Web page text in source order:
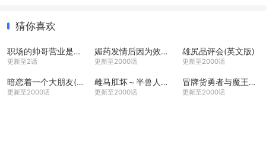
猜你喜欢
职场的帅哥营业是理想的饲主大人
更新至2话
媚药发情后因为效果太厉害而变成3P这件事
更新至2000话
雄尻品评会(英文版)
更新至2000话
暗恋着一个大朋友(英文版)
更新至2000话
雌马肛坏～半兽人骑师的肉棒前端♂凌辱赛马比赛
更新至2000话
冒牌货勇者与魔王与我
更新至2000话